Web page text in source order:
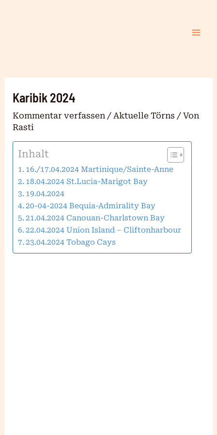
Karibik 2024
Kommentar verfassen /Aktuelle Törns / Von
Rasti
Inhalt
16./17.04.2024 Martinique/Sainte-Anne
18.04.2024 St.Lucia-Marigot Bay
19.04.2024
20-04-2024 Bequia-Admirality Bay
21.04.2024 Canouan-Charlstown Bay
22.04.2024 Union Island – Cliftonharbour
23.04.2024 Tobago Cays